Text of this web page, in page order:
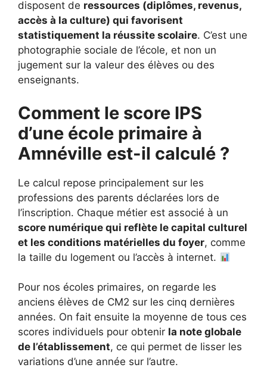
disposent de ressources (diplômes, revenus,
accès à la culture) qui favorisent
statistiquement la réussite scolaire. C’est une
photographie sociale de l’école, et non un
jugement sur la valeur des élèves ou des
enseignants.
Comment le score IPS
d’une école primaire à
Amnéville est-il calculé ?
Le calcul repose principalement sur les
professions des parents déclarées lors de
l’inscription. Chaque métier est associé à un
score numérique qui reflète le capital culturel
et les conditions matérielles du foyer, comme
la taille du logement ou l’accès à internet.
Pour nos écoles primaires, on regarde les
anciens élèves de CM2 sur les cinq dernières
années. On fait ensuite la moyenne de tous ces
scores individuels pour obtenir la note globale
de l’établissement, ce qui permet de lisser les
variations d’une année sur l’autre.